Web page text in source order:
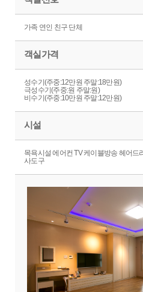
가족 연인 친구 단체
객실가격
성수기(주중:12만원 주말:18만원)
극성수기(주중:원 주말:원)
비수기(주중:10만원 주말:12만원)
시설
목욕시설 에어컨 TV 케이블방송 헤어드
사도구